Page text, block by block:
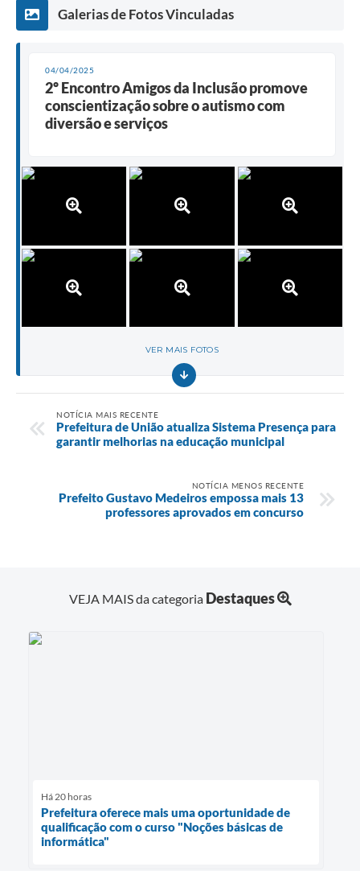
Galerias de Fotos Vinculadas
04/04/2025
2º Encontro Amigos da Inclusão promove
conscientização sobre o autismo com
diversão e serviços
VER MAIS FOTOS
NOTÍCIA MAIS RECENTE
Prefeitura de União atualiza Sistema Presença para
garantir melhorias na educação municipal
NOTÍCIA MENOS RECENTE
Prefeito Gustavo Medeiros empossa mais 13
professores aprovados em concurso
VEJA MAIS da categoria Destaques
Há 20 horas
Prefeitura oferece mais uma oportunidade de
qualificação com o curso "Noções básicas de
informática"